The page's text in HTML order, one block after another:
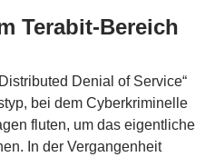
Terabit-Bereich
Denial of Service“
bei dem Cyberkriminelle
fluten, um das eigentliche
In der Vergangenheit